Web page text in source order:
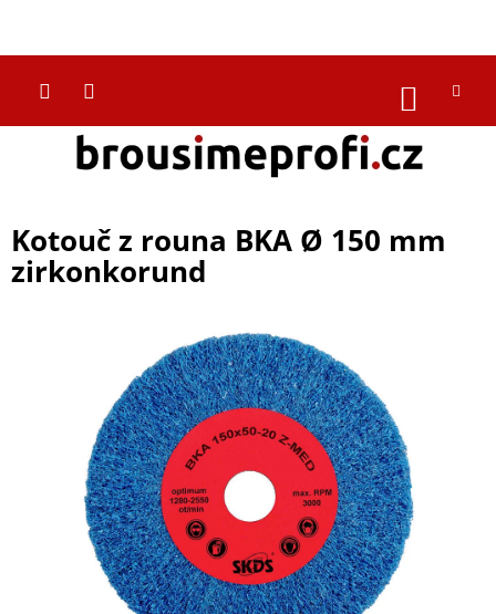
obsah
KOŠÍK
Kotouč z rouna BKA Ø 150 mm
zirkonkorund